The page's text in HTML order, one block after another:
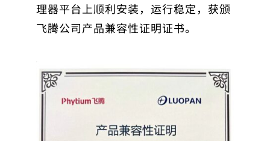
理器平台上顺利安装，运行稳定，获颁
飞腾公司产品兼容性证明证书。